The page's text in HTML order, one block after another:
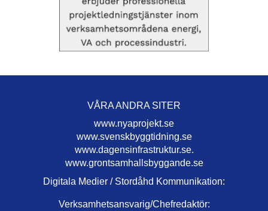
VÅRA ANDRA SITER
www.nyaprojekt.se
www.svenskbyggtidning.se
www.dagensinfrastruktur.se.
www.grontsamhallsbyggande.se
Digitala Medier / Stordåhd Kommunikation:
Verksamhetsansvarig/Chefredaktör: